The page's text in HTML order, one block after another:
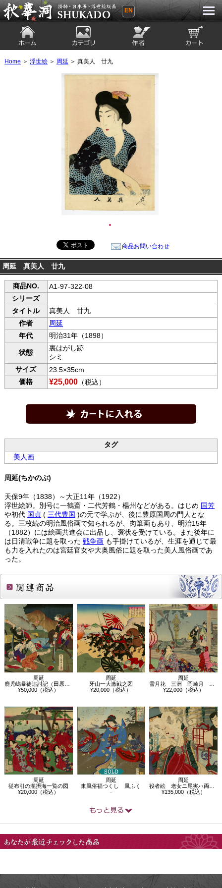
秋華洞 SHUKADO 掛軸・日本画・浮世
EN
Home ＞ 浮世絵＞ 周延 ＞ 真美人 廿九
●
商品お問い合わせ
周延 真美人 廿九
商品NO.
A1-97-322-08
シリーズ
タイトル
真美人 廿九
作者
周延
年代
明治31年（1898）
状態
裏はがし跡
シミ
サイズ
23.5×35cm
価格
¥25,000（税込）
タグ
美人画
周延(ちかのぶ)
天保9年（1838）～大正11年（1922）
浮世絵師。別号に一鶴斎・二代芳鶴・楊州などがある。はじめ 国芳
や初代 国貞( 三代豊国 )の元で学ぶが、後に豊原国周の門人とな
る。三枚続の明治風俗画で知られるが、肉筆画もあり、明治15年
（1882）には絵画共進会に出品し、褒状を受けている。また後年に
は日清戦争に題を取った 戦争画も手掛けているが、生涯を通じて最
も力を入れたのは宮廷官女や大奥風俗に題を取った美人風俗画であ
った。
関連商品
周延
鹿児嶋暴徒追討記（田原坂の戦）
¥50,000（税込）
周延
牙山一大激戦之図
¥20,000（税込）
周延
雪月花 三洲 岡崎月 牛若丸 浄瑠璃姫
¥22,000（税込）
周延
従布引の瀧摂海一覧の図
¥20,000（税込）
周延
東風俗福つくし 風ふく
-
周延
役者絵 老女ニ尾実ハ両尾の古猫 尾上菊…
¥135,000（税込）